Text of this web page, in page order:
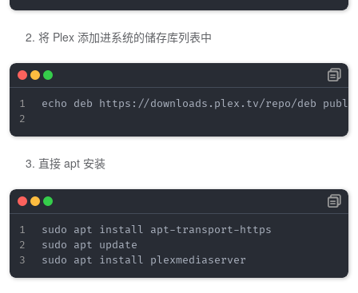
将 Plex 添加进系统的储存库列表中
echo deb https://downloads.plex.tv/repo/deb
直接 apt 安装
sudo apt install apt-transport-https
sudo apt update